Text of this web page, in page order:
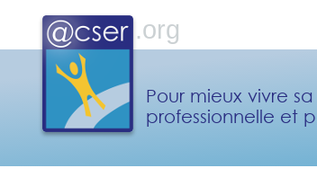
Pour mieux vivre
professionnelle et